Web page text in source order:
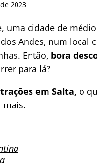
2023
uma cidade de
Andes, num local
Então, bora
para lá?
em Salta, o
mais.